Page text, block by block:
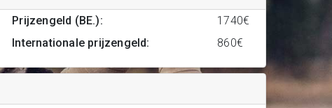
Prijzengeld (BE.):
1740€
Internationale prijzengeld: 860€